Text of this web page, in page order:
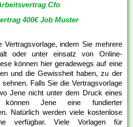
Cfo
400€ Job Muster
Vertragsvorlage, indem Sie mehrere
oder unter einsatz von Online-
können hier geradewegs auf eine
und die Gewissheit haben, zu der
Falls Sie die Vertragsvorlage
Jene nicht unter dem Druck eines
können Jene eine fundierter
Natürlich werden viele kostenlose
verfügbar. Viele Vorlagen für